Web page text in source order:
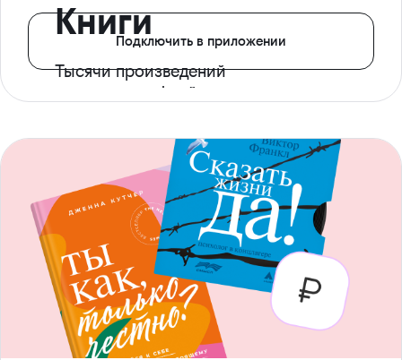
Книги
Тысячи произведений
с доступом офлайн
Подключить в приложении